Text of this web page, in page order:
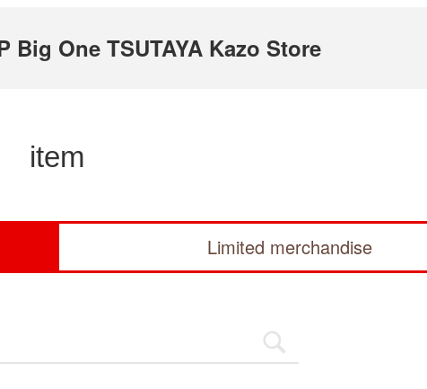
Big One TSUTAYA Kazo Store
item
Limited merchandise